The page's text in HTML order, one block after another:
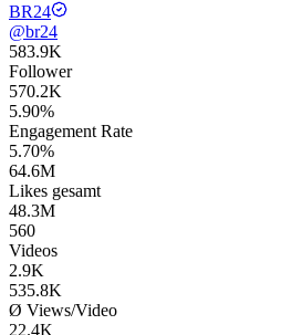
BR24
@br24
583.9K
Follower
570.2K
5.90%
Engagement Rate
5.70%
64.6M
Likes gesamt
48.3M
560
Videos
2.9K
535.8K
Ø Views/Video
22.4K